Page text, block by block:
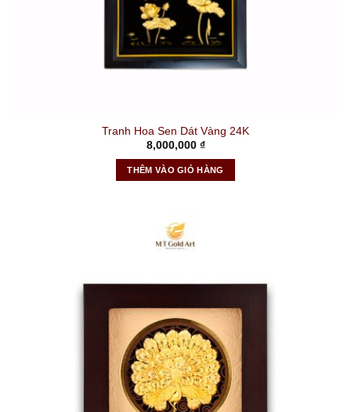
Tranh Hoa Sen Dát Vàng 24K
8,000,000 ₫
THÊM VÀO GIỎ HÀNG